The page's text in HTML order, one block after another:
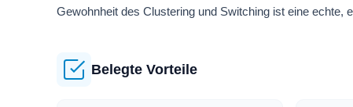
Gewohnheit des Clustering und Switching ist eine echte,
Belegte Vorteile